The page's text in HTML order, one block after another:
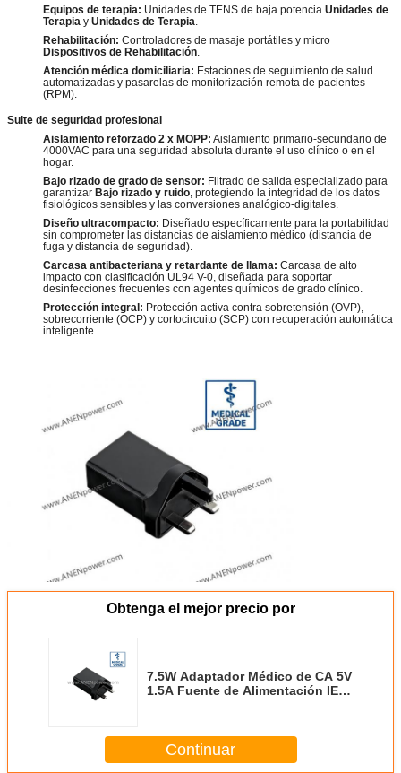
Equipos de terapia: Unidades de TENS de baja potencia Unidades de
Terapia y Unidades de Terapia.
Rehabilitación: Controladores de masaje portátiles y micro
Dispositivos de Rehabilitación.
Atención médica domiciliaria: Estaciones de seguimiento de salud
automatizadas y pasarelas de monitorización remota de pacientes
(RPM).
Suite de seguridad profesional
Aislamiento reforzado 2 x MOPP: Aislamiento primario-secundario de
4000VAC para una seguridad absoluta durante el uso clínico o en el
hogar.
Bajo rizado de grado de sensor: Filtrado de salida especializado para
garantizar Bajo rizado y ruido, protegiendo la integridad de los datos
fisiológicos sensibles y las conversiones analógico-digitales.
Diseño ultracompacto: Diseñado específicamente para la portabilidad
sin comprometer las distancias de aislamiento médico (distancia de
fuga y distancia de seguridad).
Carcasa antibacteriana y retardante de llama: Carcasa de alto
impacto con clasificación UL94 V-0, diseñada para soportar
desinfecciones frecuentes con agentes químicos de grado clínico.
Protección integral: Protección activa contra sobretensión (OVP),
sobrecorriente (OCP) y cortocircuito (SCP) con recuperación automática
inteligente.
Obtenga el mejor precio por
7.5W Adaptador Médico de CA 5V
1.5A Fuente de Alimentación IEC
Continuar